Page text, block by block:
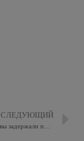
СЛЕДУЮЩИЙ